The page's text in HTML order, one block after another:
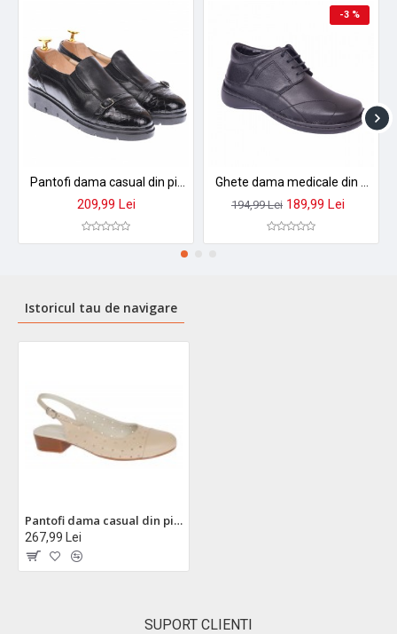
209,99 Lei
-3 %
194,99 Lei 189,99 Lei
Istoricul tau de navigare
Pantofi dama casual din piele naturala Bej Box - NA252BP
267,99 Lei
SUPORT CLIENTI